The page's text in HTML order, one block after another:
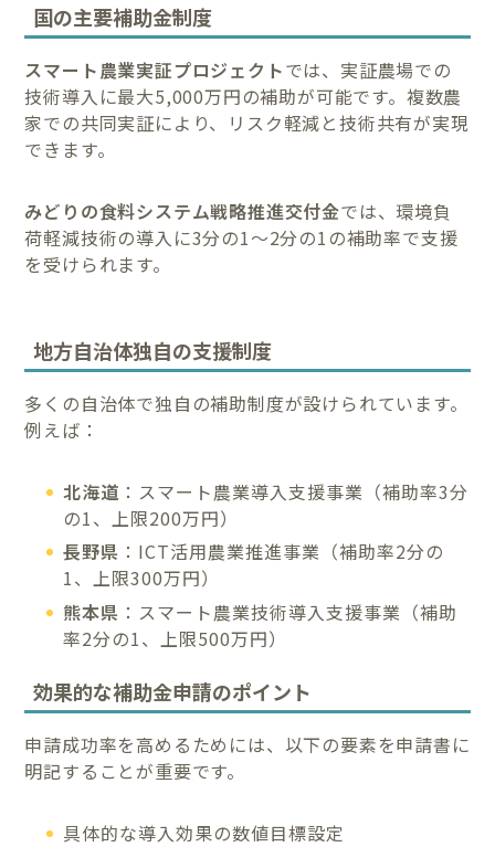
国の主要補助金制度
スマート農業実証プロジェクトでは、実証農場での
技術導入に最大5,000万円の補助が可能です。複数農
家での共同実証により、リスク軽減と技術共有が実現
できます。
みどりの食料システム戦略推進交付金では、環境負
荷軽減技術の導入に3分の1〜2分の1の補助率で支援
を受けられます。
地方自治体独自の支援制度
多くの自治体で独自の補助制度が設けられています。
例えば：
北海道 ：スマート農業導入支援事業（補助率3分
の1、上限200万円）
長野県 ：ICT活用農業推進事業（補助率2分の
1、上限300万円）
熊本県 ：スマート農業技術導入支援事業（補助
率2分の1、上限500万円）
効果的な補助金申請のポイント
申請成功率を高めるためには、以下の要素を申請書に
明記することが重要です。
具体的な導入効果の数値目標設定